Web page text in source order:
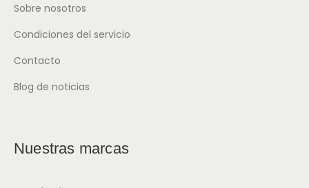
Sobre nosotros
Condiciones del servicio
Contacto
Blog de noticias
Nuestras marcas